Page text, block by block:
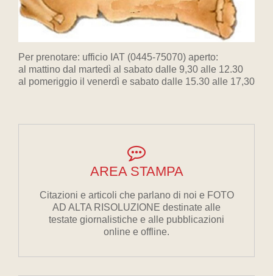
Per prenotare: ufficio IAT (0445-75070) aperto:
al mattino dal martedì al sabato dalle 9,30 alle 12.30
al pomeriggio il venerdì e sabato dalle 15.30 alle 17,30
AREA STAMPA
Citazioni e articoli che parlano di noi e FOTO
AD ALTA RISOLUZIONE destinate alle
testate giornalistiche e alle pubblicazioni
online e offline.